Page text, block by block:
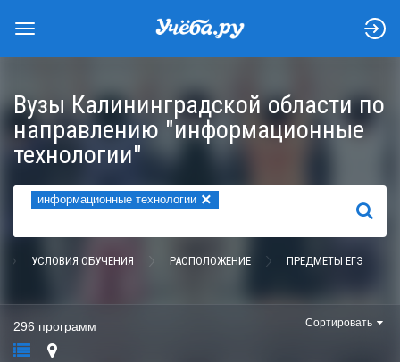
Вузы Калининградской области по
направлению "информационные
технологии"
информационные технологии ×
НАЙТИ
УСЛОВИЯ ОБУЧЕНИЯ РАСПОЛОЖЕНИЕ ПРЕДМЕТЫ ЕГЭ
296 программ Сортировать